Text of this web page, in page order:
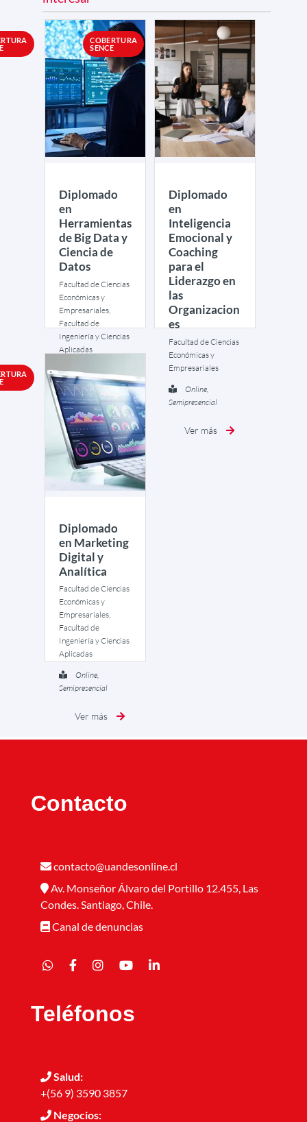
Diplomado
en
Herramientas
de Big Data y
Ciencia de
Datos
Facultad de Ciencias
Económicas y
Empresariales,
Facultad de
Ingeniería y Ciencias
Aplicadas
Online,
Semipresencial
Ver más
COBERTURA
SENCE
Diplomado
en
Inteligencia
Emocional y
Coaching
para el
Liderazgo en
las
Organizacion
es
Facultad de Ciencias
Económicas y
Empresariales
Online,
Semipresencial
Ver más
Diplomado
en Marketing
Digital y
Analítica
Facultad de Ciencias
Económicas y
Empresariales,
Facultad de
Ingeniería y Ciencias
Aplicadas
Online,
Semipresencial
Ver más
Contacto
contacto@uandesonline.cl
Av. Monseñor Álvaro del Portillo 12.455, Las
Condes. Santiago, Chile.
Canal de denuncias
Teléfonos
Salud:
+(56 9) 3590 3857
Negocios: